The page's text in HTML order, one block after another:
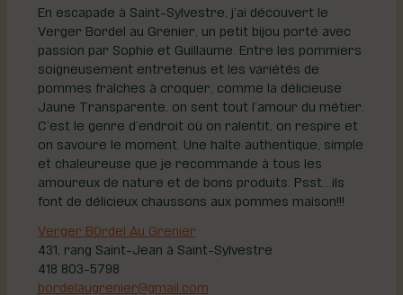
En escapade à Saint-Sylvestre, j’ai découvert le
Verger Bordel au Grenier, un petit bijou porté avec
passion par Sophie et Guillaume. Entre les pommiers
soigneusement entretenus et les variétés de
pommes fraîches à croquer, comme la délicieuse
Jaune Transparente, on sent tout l’amour du métier.
C’est le genre d’endroit où on ralentit, on respire et
on savoure le moment. Une halte authentique, simple
et chaleureuse que je recommande à tous les
amoureux de nature et de bons produits. Psst…ils
font de délicieux chaussons aux pommes maison!!!
Verger B0rdel Au Grenier
431, rang Saint-Jean à Saint-Sylvestre
418 803-5798
bordelaugrenier@gmail.com